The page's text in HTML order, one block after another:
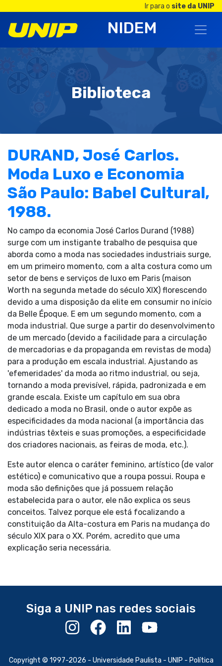
Ir para o site da UNIP
NIDEM
Biblioteca
DURAND, José Carlos.
Moda Luxo e Economia
São Paulo: Babel Cultural,
1988.
No campo da economia José Carlos Durand (1988)
surge com um instigante trabalho de pesquisa que
aborda como a moda nas sociedades industriais surge,
em um primeiro momento, com a alta costura como um
setor de bens e serviços de luxo em Paris (maison
Worth na segunda metade do século XIX) florescendo
devido a uma disposição da elite em consumir no início
da Belle Époque. E em um segundo momento, com a
moda industrial. Que surge a partir do desenvolvimento
de um mercado (devido a facilidade para a circulação
de mercadorias e da propaganda em revistas de moda)
para a produção em escala industrial. Ajustando as
'efemeridades' da moda ao ritmo industrial, ou seja,
tornando a moda previsível, rápida, padronizada e em
grande escala. Existe um capítulo em sua obra
dedicado a moda no Brasil, onde o autor expõe as
especificidades da moda nacional (a importância das
indústrias têxteis e suas promoções, a especificidade
dos criadores nacionais, as feiras de moda, etc.).
Este autor elenca o caráter feminino, artístico (de valor
estético) e comunicativo que a roupa possui. Roupa e
moda são definições que já possuem relação
estabelecida para o autor, ele não explica os seus
conceitos. Talvez porque ele está focalizando a
constituição da Alta-costura em Paris na mudança do
século XIX para o XX. Porém, acredito que uma
explicação seria necessária.
Siga a UNIP nas redes sociais
Copyright © 1997-2026 - Universidade Paulista - UNIP - Política